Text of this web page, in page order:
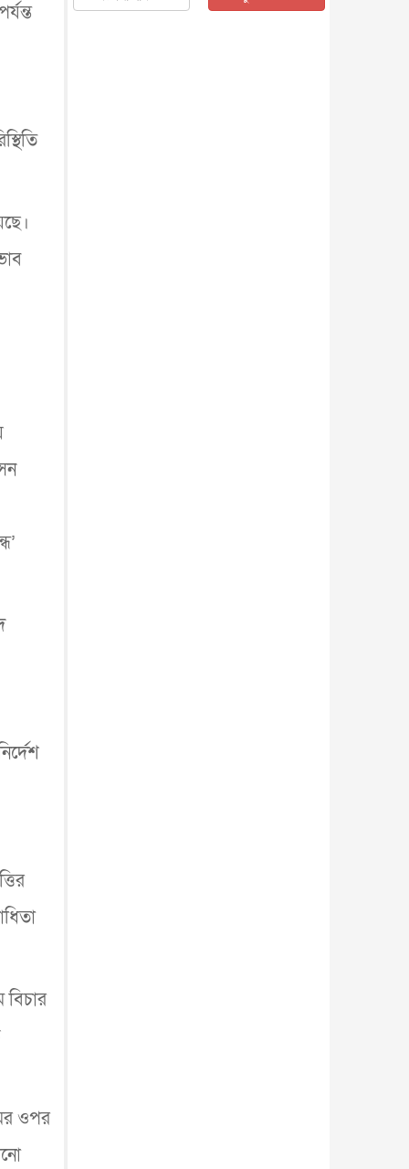
ওপর
জাতীয় ৫ আগস্ট, ২০২৬